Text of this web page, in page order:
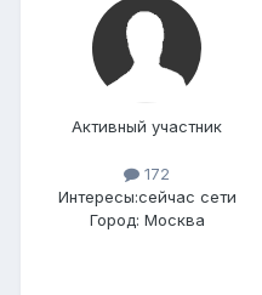
Активный участник
172
Интересы:сейчас сети
Город: Москва